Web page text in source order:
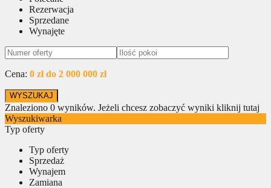
Rezerwacja
Sprzedane
Wynajęte
Cena: 0 zł do 2 000 000 zł
Znaleziono 0 wyników. Jeżeli chcesz zobaczyć wyniki kliknij tutaj
Wyszukiwarka
Typ oferty
Typ oferty
Sprzedaż
Wynajem
Zamiana